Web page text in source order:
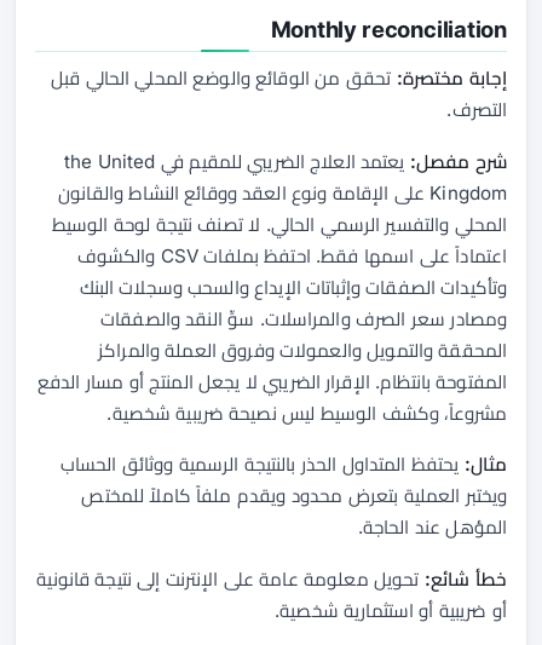
Monthly reconciliation
إجابة مختصرة: تحقق من الوقائع والوضع المحلي الحالي قبل
التصرف.
شرح مفصل:
يعتمد العلاج الضريبي للمقيم في the United
Kingdom على الإقامة ونوع العقد ووقائع النشاط والقانون
المحلي والتفسير الرسمي الحالي. لا تصنف نتيجة لوحة الوسيط
اعتماداً على اسمها فقط. احتفظ بملفات CSV والكشوف
وتأكيدات الصفقات وإثباتات الإيداع والسحب وسجلات البنك
ومصادر سعر الصرف والمراسلات. سوِّ النقد والصفقات
المحققة والتمويل والعمولات وفروق العملة والمراكز
المفتوحة بانتظام. الإقرار الضريبي لا يجعل المنتج أو مسار الدفع
مشروعاً، وكشف الوسيط ليس نصيحة ضريبية شخصية.
مثال: يحتفظ المتداول الحذر بالنتيجة الرسمية ووثائق الحساب
ويختبر العملية بتعرض محدود ويقدم ملفاً كاملاً للمختص
المؤهل عند الحاجة.
خطأ شائع: تحويل معلومة عامة على الإنترنت إلى نتيجة قانونية
أو ضريبية أو استثمارية شخصية.